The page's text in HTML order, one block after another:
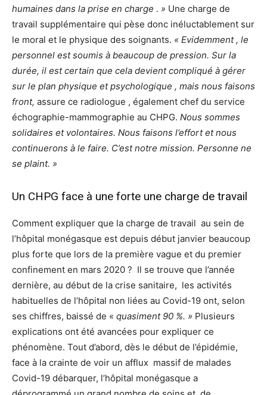
humaines dans la prise en charge . » Une charge de
travail supplémentaire qui pèse donc inéluctablement sur
le moral et le physique des soignants. « Evidemment , le
personnel est soumis à beaucoup de pression. Sur la
durée, il est certain que cela devient compliqué à gérer
sur le plan physique et psychologique , mais nous faisons
front, assure ce radiologue , également chef du service
échographie-mammographie au CHPG. Nous sommes
solidaires et volontaires. Nous faisons l’effort et nous
continuerons à le faire. C’est notre mission. Personne ne
se plaint. »
Un CHPG face à une forte une charge de travail
Comment expliquer que la charge de travail au sein de
l’hôpital monégasque est depuis début janvier beaucoup
plus forte que lors de la première vague et du premier
confinement en mars 2020 ? Il se trouve que l’année
dernière, au début de la crise sanitaire, les activités
habituelles de l’hôpital non liées au Covid-19 ont, selon
ses chiffres, baissé de « quasiment 90 %. » Plusieurs
explications ont été avancées pour expliquer ce
phénomène. Tout d’abord, dès le début de l’épidémie,
face à la crainte de voir un afflux massif de malades
Covid-19 débarquer, l’hôpital monégasque a